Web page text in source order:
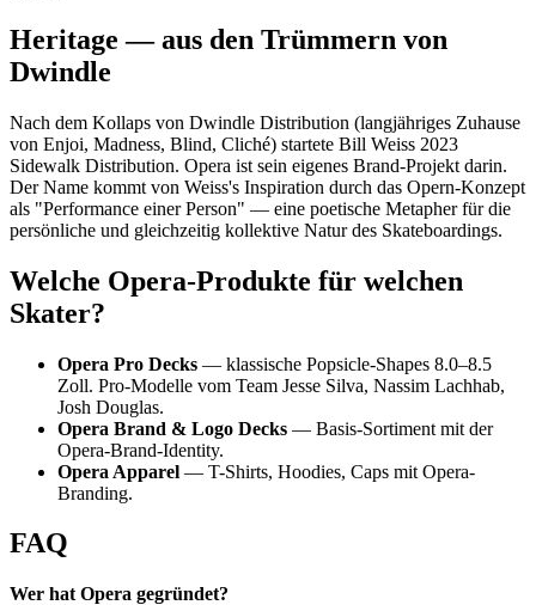
Heritage — aus den Trümmern von
Dwindle
Nach dem Kollaps von Dwindle Distribution (langjähriges Zuhause
von Enjoi, Madness, Blind, Cliché) startete Bill Weiss 2023
Sidewalk Distribution. Opera ist sein eigenes Brand-Projekt darin.
Der Name kommt von Weiss's Inspiration durch das Opern-Konzept
als "Performance einer Person" — eine poetische Metapher für die
persönliche und gleichzeitig kollektive Natur des Skateboardings.
Welche Opera-Produkte für welchen
Skater?
Opera Pro Decks — klassische Popsicle-Shapes 8.0–8.5
Zoll. Pro-Modelle vom Team Jesse Silva, Nassim Lachhab,
Josh Douglas.
Opera Brand & Logo Decks — Basis-Sortiment mit der
Opera-Brand-Identity.
Opera Apparel — T-Shirts, Hoodies, Caps mit Opera-
Branding.
FAQ
Wer hat Opera gegründet?